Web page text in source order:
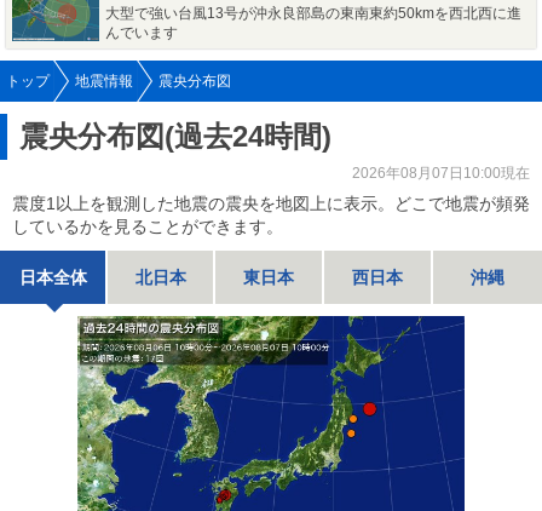
大型で強い台風13号が沖永良部島の東南東約50kmを西北西に進
んでいます
トップ 地震情報 震央分布図
震央分布図(過去24時間)
2026年08月07日10:00現在
震度1以上を観測した地震の震央を地図上に表示。どこで地震が頻発
しているかを見ることができます。
日本全体 北日本 東日本 西日本 沖縄